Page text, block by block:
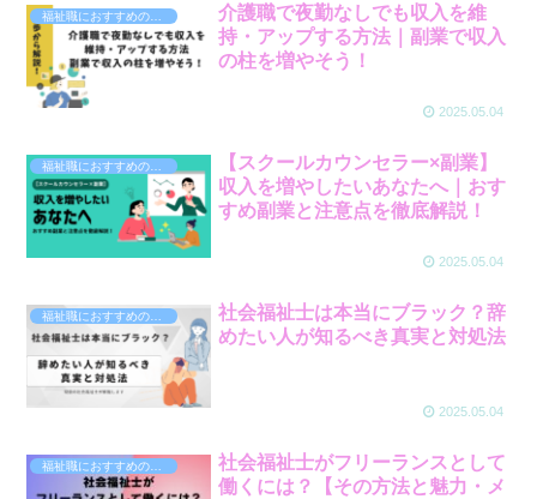
介護職で夜勤なしでも収入を維
持・アップする方法｜副業で収入
の柱を増やそう！
2025.05.04
【スクールカウンセラー×副業】
収入を増やしたいあなたへ｜おす
すめ副業と注意点を徹底解説！
2025.05.04
社会福祉士は本当にブラック？辞
めたい人が知るべき真実と対処法
2025.05.04
社会福祉士がフリーランスとして
働くには？【その方法と魅力・メ